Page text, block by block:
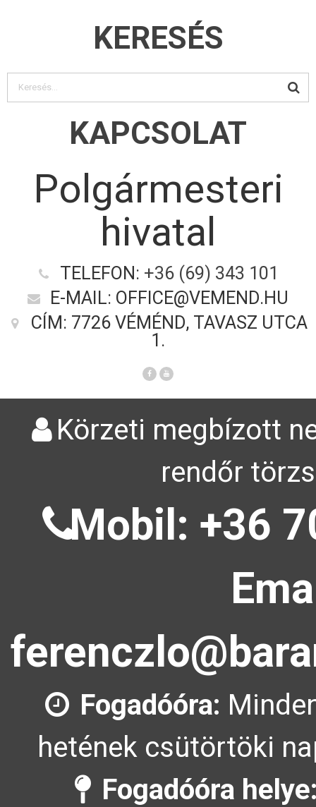
KERESÉS
KAPCSOLAT
Polgármesteri
hivatal
TELEFON: +36 (69) 343 101
E-MAIL: OFFICE@VEMEND.HU
CÍM: 7726 VÉMÉND, TAVASZ UTCA
1.
Körzeti megbízott
rendőr
Mobil: +36
Fogadóóra:
hetének csütörtöki
Fogadóóra